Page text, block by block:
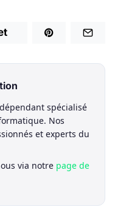
spécialisé
Nos
et experts du
via notre page de